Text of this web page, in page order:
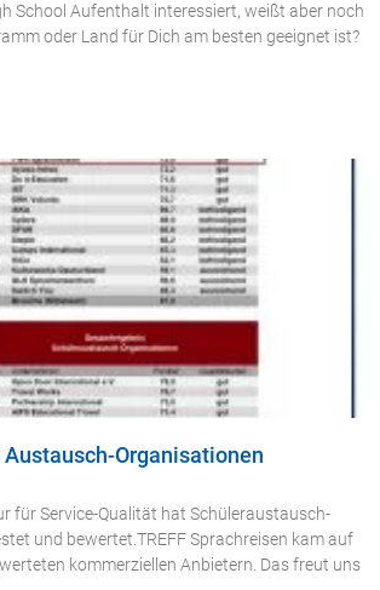
School Aufenthalt interessiert, weißt aber noch
oder Land für Dich am besten geeignet ist?
Austausch-Organisationen
für Service-Qualität hat Schüleraustausch-
und bewertet.TREFF Sprachreisen kam auf
kommerziellen Anbietern. Das freut uns